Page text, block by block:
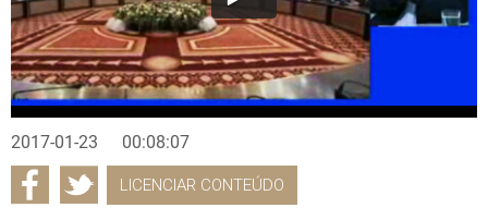
2017-01-23 00:08:07
LICENCIAR CONTEÚDO